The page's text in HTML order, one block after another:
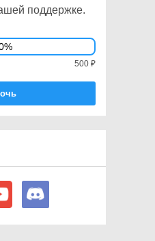
поддержке.
500 ₽